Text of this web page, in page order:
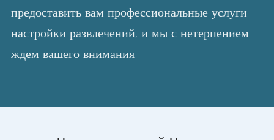
предоставить вам профессиональные услуги
настройки развлечений, и мы с нетерпением
ждем вашего внимания